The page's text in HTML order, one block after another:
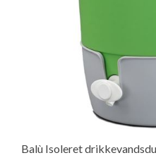
Balù Isoleret